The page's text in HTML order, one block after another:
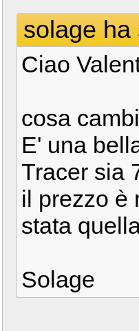
solage ha
Ciao
cosa
E' una
Tracer sia
il prezzo è
stata
Solage